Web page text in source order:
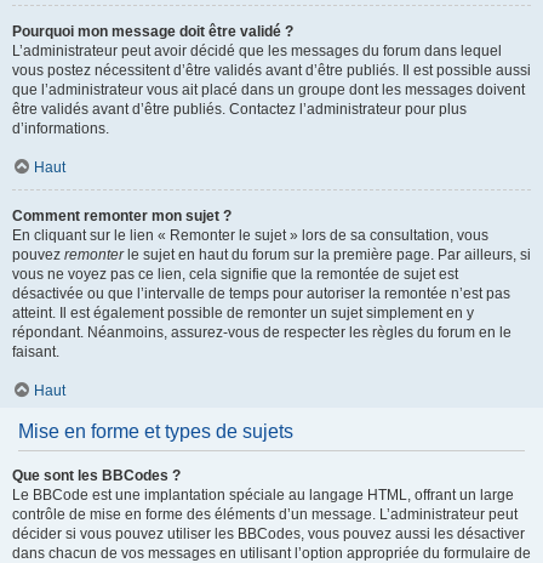
Pourquoi mon message doit être validé ?
L’administrateur peut avoir décidé que les messages du forum dans lequel
vous postez nécessitent d’être validés avant d’être publiés. Il est possible aussi
que l’administrateur vous ait placé dans un groupe dont les messages doivent
être validés avant d’être publiés. Contactez l’administrateur pour plus
d’informations.
Haut
Comment remonter mon sujet ?
En cliquant sur le lien « Remonter le sujet » lors de sa consultation, vous
pouvez remonterle sujet en haut du forum sur la première page. Par ailleurs, si
vous ne voyez pas ce lien, cela signifie que la remontée de sujet est
désactivée ou que l’intervalle de temps pour autoriser la remontée n’est pas
atteint. Il est également possible de remonter un sujet simplement en y
répondant. Néanmoins, assurez-vous de respecter les règles du forum en le
faisant.
Haut
Mise en forme et types de sujets
Que sont les BBCodes ?
Le BBCode est une implantation spéciale au langage HTML, offrant un large
contrôle de mise en forme des éléments d’un message. L’administrateur peut
décider si vous pouvez utiliser les BBCodes, vous pouvez aussi les désactiver
dans chacun de vos messages en utilisant l’option appropriée du formulaire de